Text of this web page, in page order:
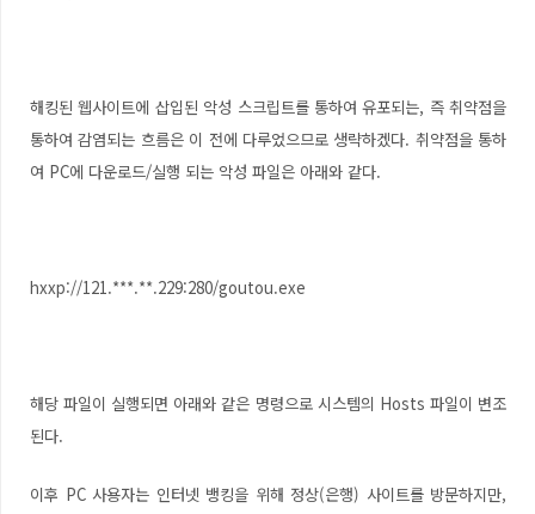
해킹된 웹사이트에 삽입된 악성 스크립트를 통하여 유포되는, 즉 취약점을
통하여 감염되는 흐름은 이 전에 다루었으므로 생략하겠다. 취약점을 통하
여 PC에 다운로드/실행 되는 악성 파일은 아래와 같다.
hxxp://121.***.**.229:280/goutou.exe
해당 파일이 실행되면 아래와 같은 명령으로 시스템의 Hosts 파일이 변조
된다.
이후 PC 사용자는 인터넷 뱅킹을 위해 정상(은행) 사이트를 방문하지만,